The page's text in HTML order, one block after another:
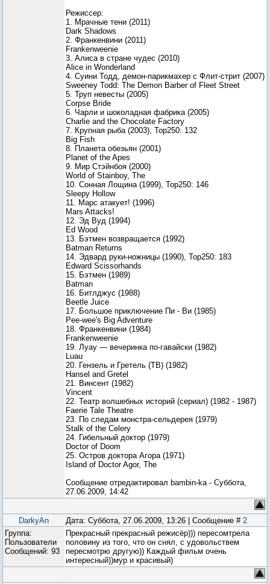
Режиссер:
1. Мрачные тени (2011)
Dark Shadows
2. Франкенвини (2011)
Frankenweenie
3. Алиса в стране чудес (2010)
Alice in Wonderland
4. Суини Тодд, демон-парикмахер с Флит-стрит (2007)
Sweeney Todd: The Demon Barber of Fleet Street
5. Труп невесты (2005)
Corpse Bride
6. Чарли и шоколадная фабрика (2005)
Charlie and the Chocolate Factory
7. Крупная рыба (2003), Top250: 132
Big Fish
8. Планета обезьян (2001)
Planet of the Apes
9. Мир Стэйнбоя (2000)
World of Stainboy, The
10. Сонная Лощина (1999), Top250: 146
Sleepy Hollow
11. Марс атакует! (1996)
Mars Attacks!
12. Эд Вуд (1994)
Ed Wood
13. Бэтмен возвращается (1992)
Batman Returns
14. Эдвард руки-ножницы (1990), Top250: 183
Edward Scissorhands
15. Бэтмен (1989)
Batman
16. Битлджус (1988)
Beetle Juice
17. Большое приключение Пи - Ви (1985)
Pee-wee's Big Adventure
18. Франкенвини (1984)
Frankenweenie
19. Луау — вечеринка по-гавайски (1982)
Luau
20. Гензель и Гретель (ТВ) (1982)
Hansel and Gretel
21. Винсент (1982)
Vincent
22. Театр волшебных историй (сериал) (1982 - 1987)
Faerie Tale Theatre
23. По следам монстра-сельдерея (1979)
Stalk of the Celery
24. Гибельный доктор (1979)
Doctor of Doom
25. Остров доктора Агора (1971)
Island of Doctor Agor, The
Сообщение отредактировал bambin-ka- Суббота,
27.06.2009, 14:42
DarkyAn Дата: Суббота, 27.06.2009, 13:26 | Сообщение # 2
Группа:
Пользователи
Сообщений: 93
Прекрасный прекрасный режисёр))) пересомтрела
половину из того, что он снял, с удовольствем
пересмотрю другую)) Каждый фильм очень
интересный))мур и красивый)